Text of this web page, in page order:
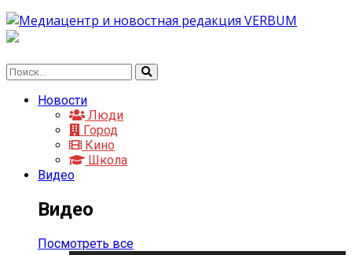
Новости
Люди
Город
Кино
Школа
Видео
Видео
Посмотреть все